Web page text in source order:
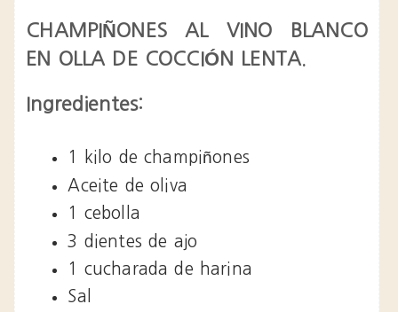
CHAMPIÑONES AL VINO BLANCO
EN OLLA DE COCCIÓN LENTA.
Ingredientes:
1 kilo de champiñones
Aceite de oliva
1 cebolla
3 dientes de ajo
1 cucharada de harina
Sal